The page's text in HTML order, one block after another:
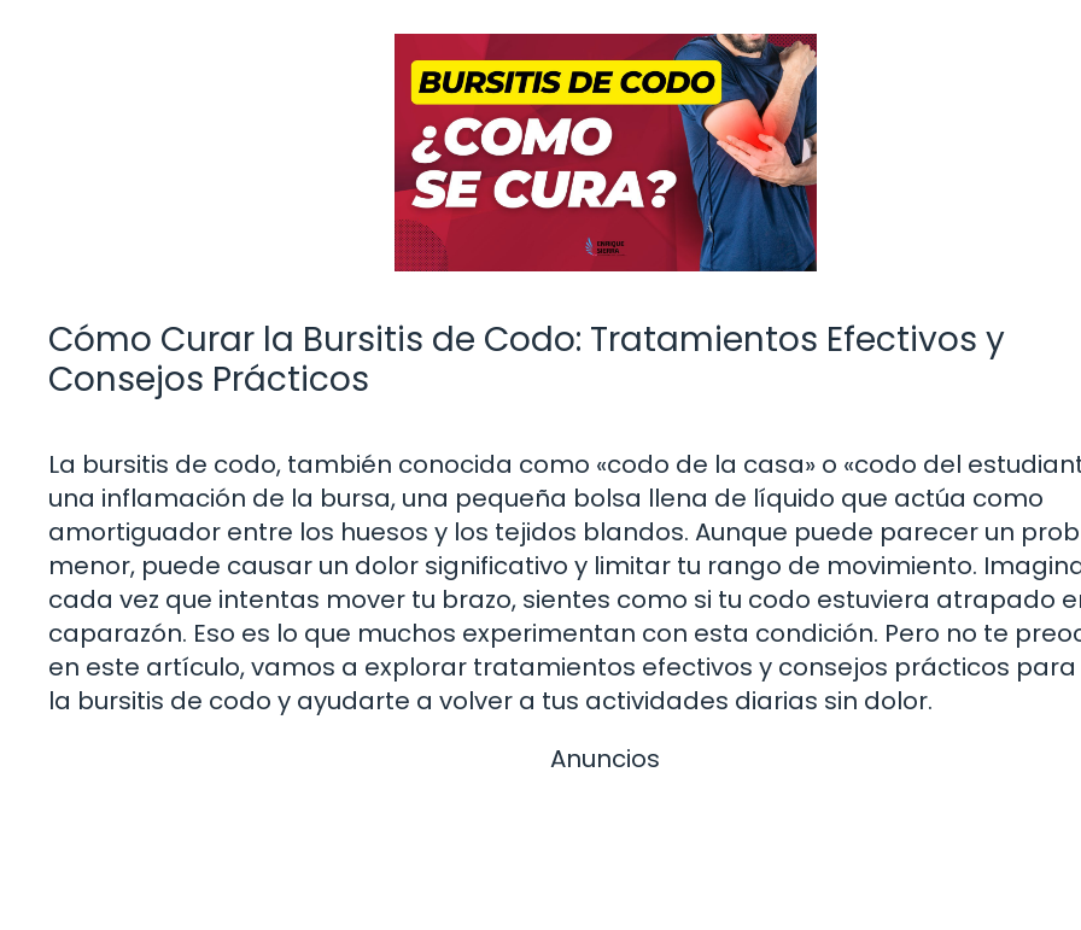
Cómo Curar la Bursitis de Codo: Tratamientos Efectivos y
Consejos Prácticos
La bursitis de codo, también conocida como «codo de la casa» o «codo del
una inflamación de la bursa, una pequeña bolsa llena de líquido que actúa como
amortiguador entre los huesos y los tejidos blandos. Aunque puede parecer un
menor, puede causar un dolor significativo y limitar tu rango de movimiento.
cada vez que intentas mover tu brazo, sientes como si tu codo estuviera atrapado
caparazón. Eso es lo que muchos experimentan con esta condición. Pero no te
en este artículo, vamos a explorar tratamientos efectivos y consejos prácticos
la bursitis de codo y ayudarte a volver a tus actividades diarias sin dolor.
Anuncios